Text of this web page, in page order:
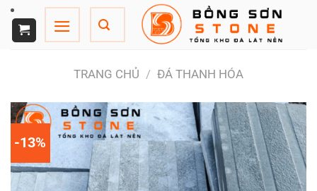
Chuyển
đến
nội
TRANG CHỦ / ĐÁ THANH HÓA
-13%